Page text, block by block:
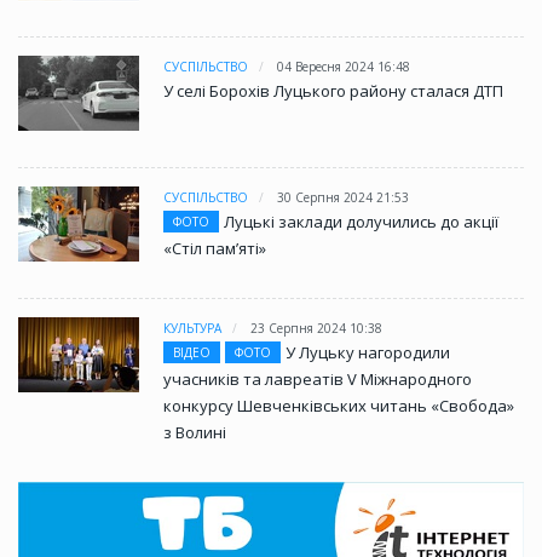
СУСПІЛЬСТВО 04 Вересня 2024 16:48
У селі Борохів Луцького району сталася ДТП
СУСПІЛЬСТВО
30 Серпня 2024 21:53
ФОТО
Луцькі заклади долучились до акції
«Стіл памʼяті»
КУЛЬТУРА
23 Серпня 2024 10:38
ВІДЕО
ФОТО
У Луцьку нагородили
учасників та лавреатів V Міжнародного
конкурсу Шевченківських читань «Свобода»
з Волині